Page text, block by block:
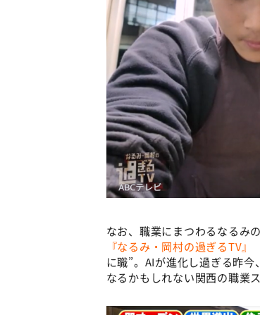
なお、職業にまつわるなるみ
『なるみ・岡村の過ぎるTV』
に職”。AIが進化し過ぎる昨
なるかもしれない関西の職業